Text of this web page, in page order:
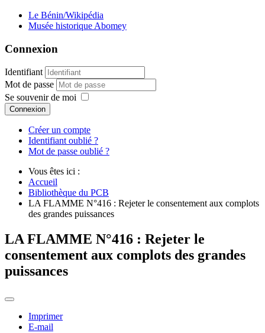
Le Bénin/Wikipédia
Musée historique Abomey
Connexion
Identifiant
Mot de passe
Se souvenir de moi
Connexion
Créer un compte
Identifiant oublié ?
Mot de passe oublié ?
Vous êtes ici :
Accueil
Bibliothèque du PCB
LA FLAMME N°416 : Rejeter le consentement aux complots
des grandes puissances
LA FLAMME N°416 : Rejeter le
consentement aux complots des grandes
puissances
Imprimer
E-mail